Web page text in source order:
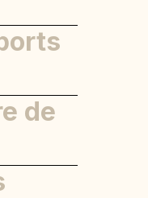
ils
ils
de